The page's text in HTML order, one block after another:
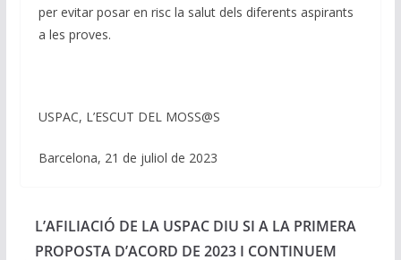
per evitar posar en risc la salut dels diferents aspirants
a les proves.
USPAC, L’ESCUT DEL MOSS@S
Barcelona, 21 de juliol de 2023
L’AFILIACIÓ DE LA USPAC DIU SI A LA PRIMERA
PROPOSTA D’ACORD DE 2023 I CONTINUEM